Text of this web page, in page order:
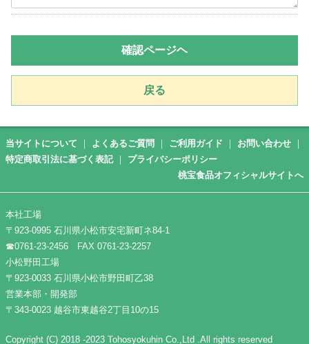
確認ページヘ
戻る
当サイトについて ｜ よくあるご質問 ｜ ご利用ガイド ｜ お問い合わせ ｜
特定商取引法に基づく表記｜
プライバシーポリシー
桃宝食品オフィシャルサイトへ
本社工場
〒923-0995 石川県小松市安宅新町ネ84-1
☎0761-23-2456 FAX 0761-23-2257
小松野田工場
〒923-0033 石川県小松市野田町乙38
営業本部・開発部
〒343-0023 越谷市東越谷2丁目10の15
Copyright (C) 2018 -2023 Tohosyokuhin Co.,Ltd .All rights reserved